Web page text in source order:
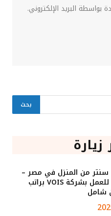
بواسطة البريد الإلكتروني.
زيارة
من المنزل في مصر –
فرصة العمر للعمل بشركة VOIS براتب
شامل